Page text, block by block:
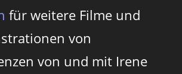
für weitere Filme und
von
von und mit Irene